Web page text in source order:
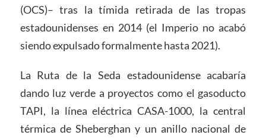
(OCS)– tras la tímida retirada de las tropas
estadounidenses en 2014 (el Imperio no acabó
siendo expulsado formalmente hasta 2021).
La Ruta de la Seda estadounidense acabaría
dando luz verde a proyectos como el gasoducto
TAPI, la línea eléctrica CASA-1000, la central
térmica de Sheberghan y un anillo nacional de